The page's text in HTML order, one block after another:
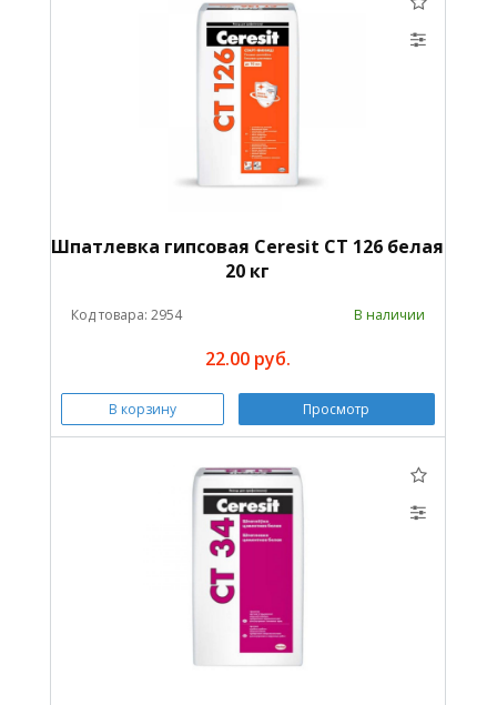
Шпатлевка гипсовая Ceresit CT 126 белая
20 кг
Код товара: 2954 В наличии
22.00 руб.
В корзину Просмотр